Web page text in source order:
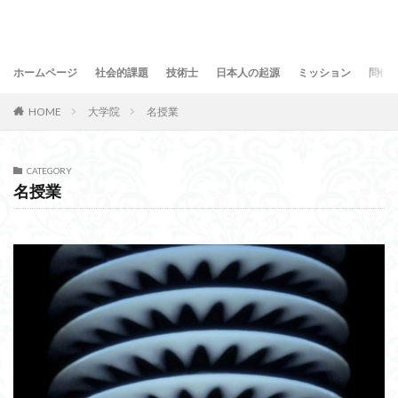
ホームページ 社会的課題 技術士 日本人の起源 ミッション 問合
HOME 大学院 名授業
CATEGORY
名授業